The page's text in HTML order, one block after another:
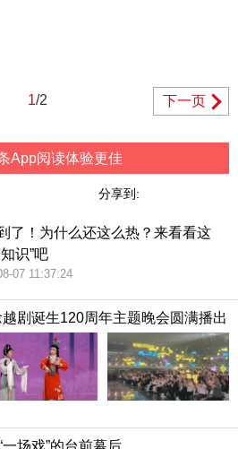
1/2 下一页
App阅读体验更佳
分享到:
了！为什么还这么热？来看看这
识”吧
07 11:37:24
越剧诞生120周年主题晚会圆满播出